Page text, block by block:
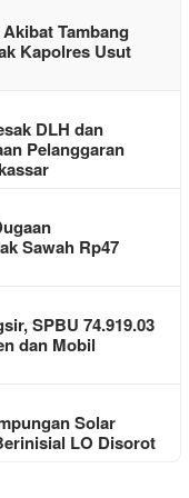
Tambang
Kapolres Usut
DLH dan
Pelanggaran
Sawah Rp47
SPBU 74.919.03
dan Mobil
Solar
LO Disorot